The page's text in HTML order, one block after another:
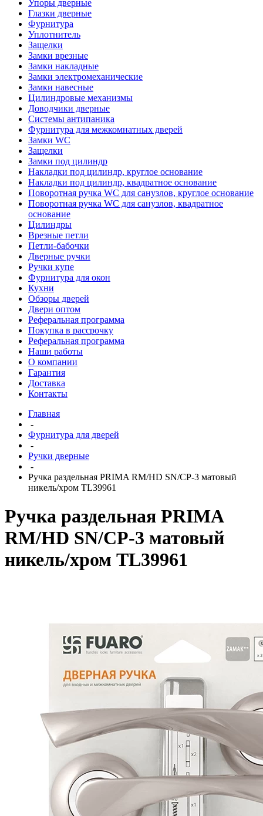
Упоры дверные
Глазки дверные
Фурнитура
Уплотнитель
Защелки
Замки врезные
Замки накладные
Замки электромеханические
Замки навесные
Цилиндровые механизмы
Доводчики дверные
Системы антипаника
Фурнитура для межкомнатных дверей
Замки WC
Защелки
Замки под цилиндр
Накладки под цилиндр, круглое основание
Накладки под цилиндр, квадратное основание
Поворотная ручка WC для санузлов, круглое основание
Поворотная ручка WC для санузлов, квадратное
основание
Цилиндры
Врезные петли
Петли-бабочки
Дверные ручки
Ручки купе
Фурнитура для окон
Кухни
Обзоры дверей
Двери оптом
Реферальная программа
Покупка в рассрочку
Реферальная программа
Наши работы
О компании
Гарантия
Доставка
Контакты
Главная
-
Фурнитура для дверей
-
Ручки дверные
-
Ручка раздельная PRIMA RM/HD SN/CP-3 матовый
никель/хром TL39961
Ручка раздельная PRIMA
RM/HD SN/CP-3 матовый
никель/хром TL39961